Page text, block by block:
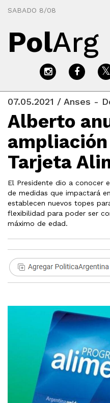
SABADO 8/08
PolArg
07.05.2021 / Anses -
Alberto
Tarjeta
El Presidente dio a conocer
de medidas que impactará
establecen nuevos topes
flexibilidad para poder ser
máximo de edad.